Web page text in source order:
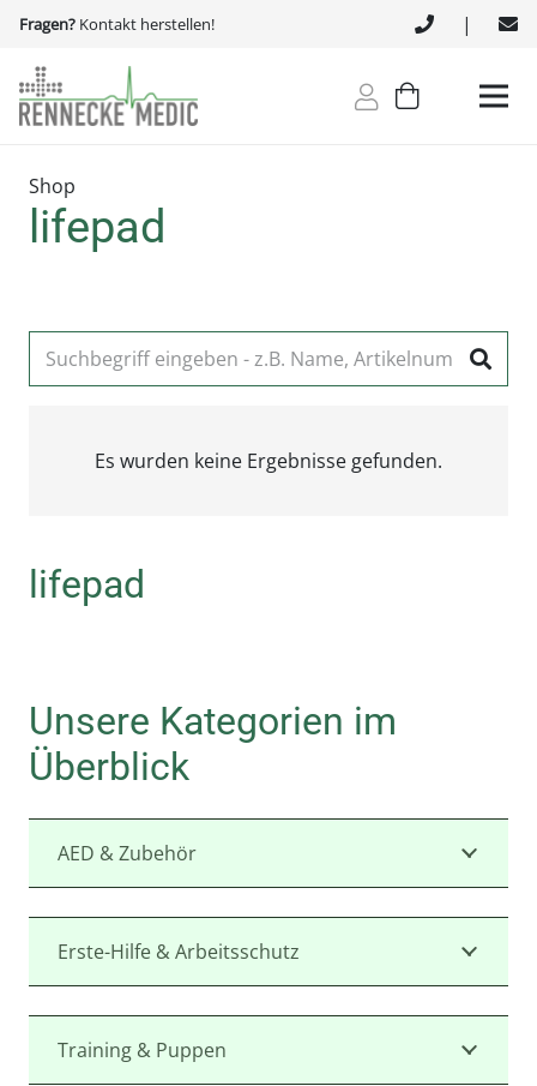
Fragen? Kontakt herstellen! |
Shop
lifepad
Es wurden keine Ergebnisse gefunden.
lifepad
Unsere Kategorien im
Überblick
AED & Zubehör
Erste-Hilfe & Arbeitsschutz
Training & Puppen